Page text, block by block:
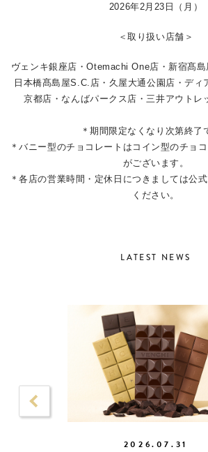
2026年2月23日（月）
＜取り扱い店舗＞
ヴェンキ銀座店・Otemachi One店・新宿髙島
日本橋髙島屋S.C.店・久屋大通公園店・ディ
京都店・なんばパークス店・三井アウトレ
＊期間限定なくなり次第終了
＊バニー型のチョコレートはコイン型のチョ
がございます。
＊各店の営業時間・定休日につきましては公
ください。
LATEST NEWS
2026.07.31